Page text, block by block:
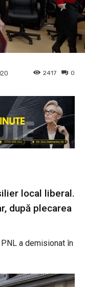
0
2417
local liberal.
după plecarea
a demisionat în